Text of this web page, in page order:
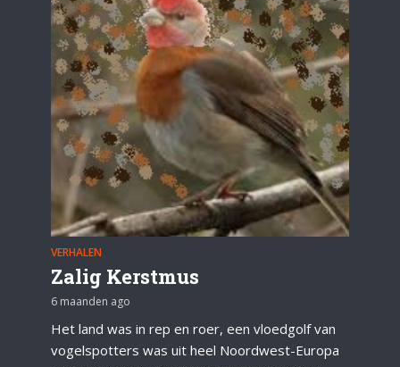
VERHALEN
Zalig Kerstmus
6 maanden ago
Het land was in rep en roer, een vloedgolf van
vogelspotters was uit heel Noordwest-Europa